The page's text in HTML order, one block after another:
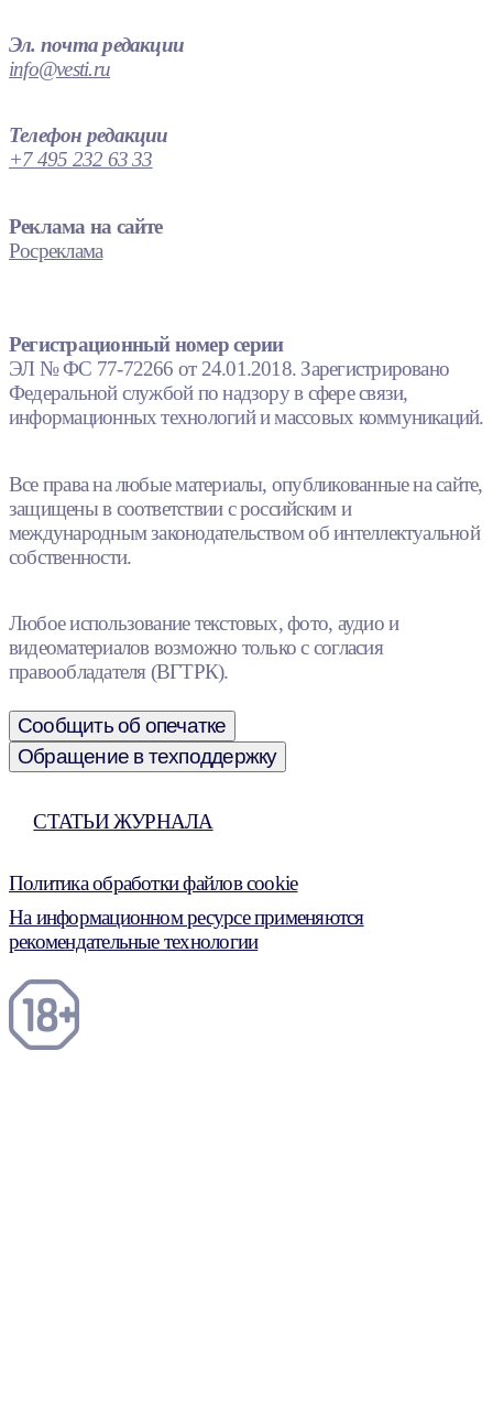
Эл. почта редакции
info@vesti.ru
Телефон редакции
+7 495 232 63 33
Реклама на сайте
Росреклама
Регистрационный номер серии
ЭЛ № ФС 77-72266 от 24.01.2018. Зарегистрировано
Федеральной службой по надзору в сфере связи,
информационных технологий и массовых коммуникаций.
Все права на любые материалы, опубликованные на сайте,
защищены в соответствии с российским и
международным законодательством об интеллектуальной
собственности.
Любое использование текстовых, фото, аудио и
видеоматериалов возможно только с согласия
правообладателя (ВГТРК).
Сообщить об опечатке
Обращение в техподдержку
СТАТЬИ ЖУРНАЛА
Политика обработки файлов cookie
На информационном ресурсе применяются
рекомендательные технологии